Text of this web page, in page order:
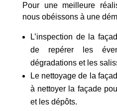
Pour une meilleure
nous obéissons à une
L’inspection de la
de repérer les
dégradations et les
Le nettoyage de la
à nettoyer la façade
et les dépôts.